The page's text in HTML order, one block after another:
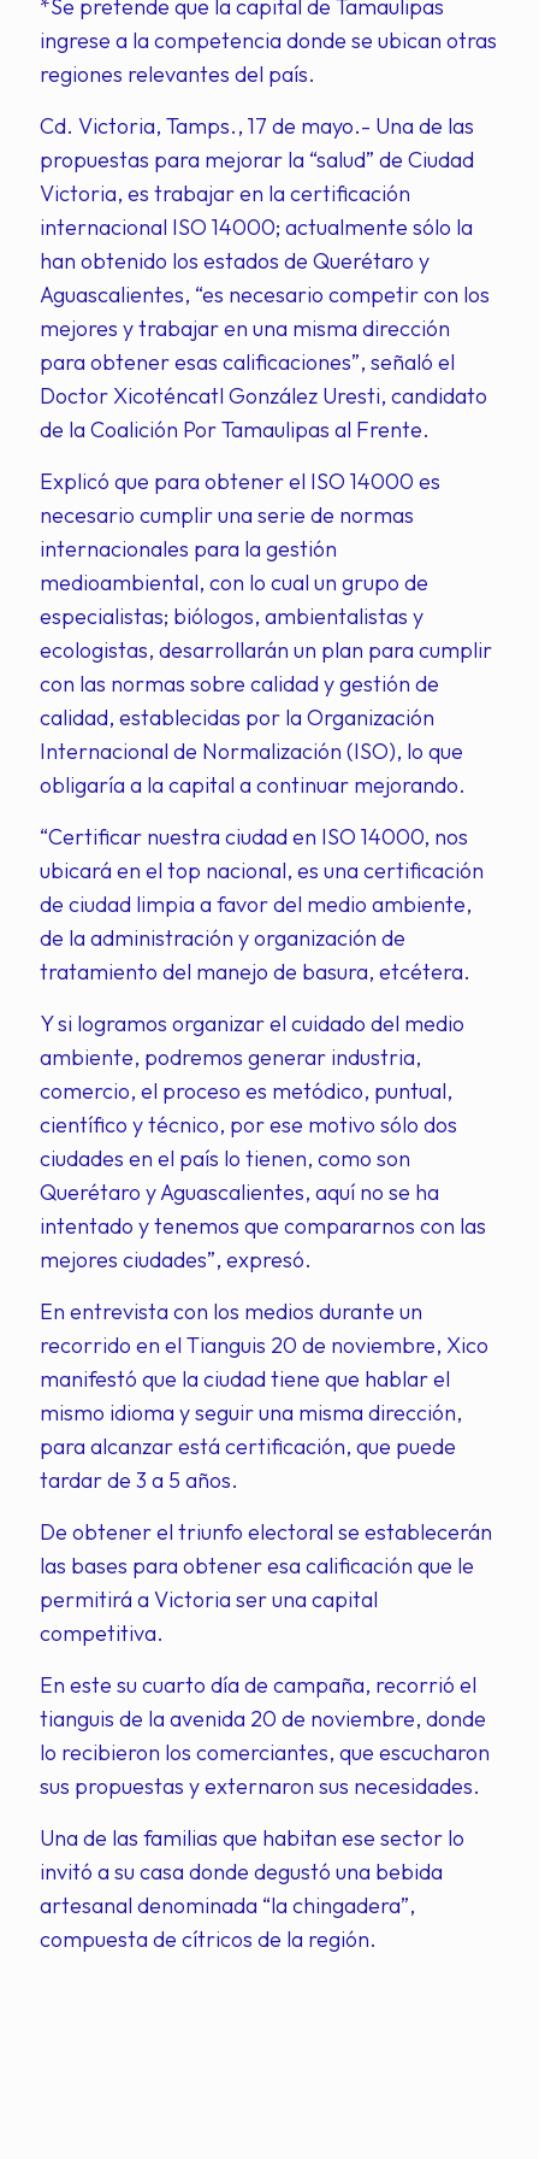
*Se pretende que la capital de Tamaulipas
ingrese a la competencia donde se ubican otras
regiones relevantes del país.
Cd. Victoria, Tamps., 17 de mayo.- Una de las
propuestas para mejorar la “salud” de Ciudad
Victoria, es trabajar en la certificación
internacional ISO 14000; actualmente sólo la
han obtenido los estados de Querétaro y
Aguascalientes, “es necesario competir con los
mejores y trabajar en una misma dirección
para obtener esas calificaciones”, señaló el
Doctor Xicoténcatl González Uresti, candidato
de la Coalición Por Tamaulipas al Frente.
Explicó que para obtener el ISO 14000 es
necesario cumplir una serie de normas
internacionales para la gestión
medioambiental, con lo cual un grupo de
especialistas; biólogos, ambientalistas y
ecologistas, desarrollarán un plan para cumplir
con las normas sobre calidad y gestión de
calidad, establecidas por la Organización
Internacional de Normalización (ISO), lo que
obligaría a la capital a continuar mejorando.
“Certificar nuestra ciudad en ISO 14000, nos
ubicará en el top nacional, es una certificación
de ciudad limpia a favor del medio ambiente,
de la administración y organización de
tratamiento del manejo de basura, etcétera.
Y si logramos organizar el cuidado del medio
ambiente, podremos generar industria,
comercio, el proceso es metódico, puntual,
científico y técnico, por ese motivo sólo dos
ciudades en el país lo tienen, como son
Querétaro y Aguascalientes, aquí no se ha
intentado y tenemos que compararnos con las
mejores ciudades”, expresó.
En entrevista con los medios durante un
recorrido en el Tianguis 20 de noviembre, Xico
manifestó que la ciudad tiene que hablar el
mismo idioma y seguir una misma dirección,
para alcanzar está certificación, que puede
tardar de 3 a 5 años.
De obtener el triunfo electoral se establecerán
las bases para obtener esa calificación que le
permitirá a Victoria ser una capital
competitiva.
En este su cuarto día de campaña, recorrió el
tianguis de la avenida 20 de noviembre, donde
lo recibieron los comerciantes, que escucharon
sus propuestas y externaron sus necesidades.
Una de las familias que habitan ese sector lo
invitó a su casa donde degustó una bebida
artesanal denominada “la chingadera”,
compuesta de cítricos de la región.